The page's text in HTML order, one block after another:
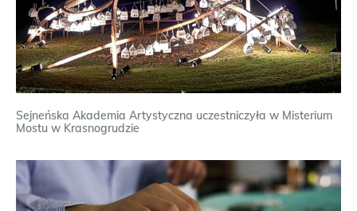
Sejneńska Akademia Artystyczna uczestniczyła w Misterium
Mostu w Krasnogrudzie